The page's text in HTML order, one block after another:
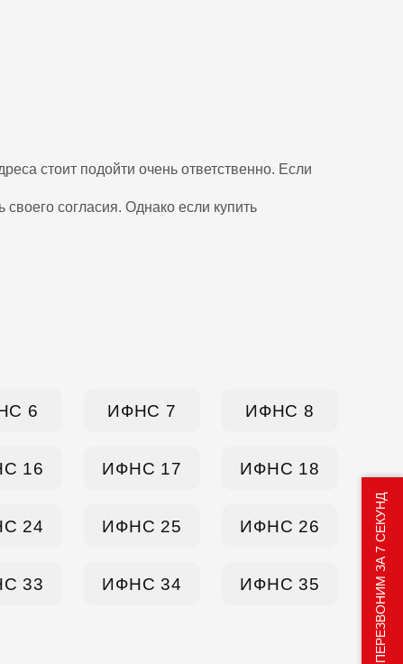
стоит подойти очень ответственно. Если
согласия. Однако если купить
6 ИФНС 7 ИФНС 8
16 ИФНС 17 ИФНС 18
24 ИФНС 25 ИФНС 26
33 ИФНС 34 ИФНС 35 ПЕРЕЗВОНИМ ЗА 7 СЕКУНД